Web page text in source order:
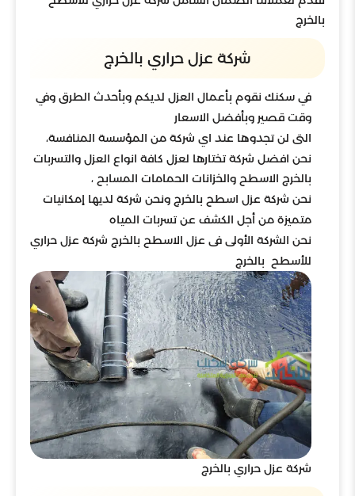
بالخرج
شركة عزل حراري بالخرج
في سكنك نقوم بأعمال العزل لديكم وبأحدث الطرق وفي
وقت قصير وبأفضل الاسعار
التى لن تجدوها عند اي شركة من المؤسسة المنافسة،
نحن افضل شركة تختارها لعزل كافة انواع العزل والتسربات
بالخرج الاسطح والخزانات الحمامات المسابح ،
نحن شركة عزل اسطح بالخرج ونحن شركة لديها إمكانيات
متميزة من أجل الكشف عن تسربات المياه
نحن الشركة الأولى فى عزل الاسطح بالخرج شركة عزل حراري
للأسطح بالخرج
شركة عزل حراري بالخرج